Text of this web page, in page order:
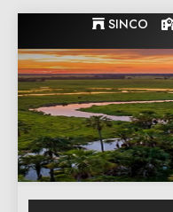
to
content
SINCO